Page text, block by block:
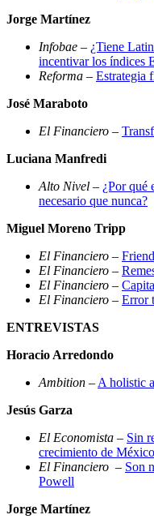
Jorge Martínez
Infobae – ¿Tiene
incentivar los índices
Reforma – Estrategia
José Maraboto
El Financiero –
Luciana Manfredi
Alto Nivel – ¿Por qué
necesario que nunca?
Miguel Moreno Tripp
El Financiero –
El Financiero –
El Financiero –
El Financiero – Error
ENTREVISTAS
Horacio Arredondo
Ambition –A holistic
Jesús Garza
El Economista – Sin
crecimiento de
El Financiero – Son
Powell
Jorge Martínez